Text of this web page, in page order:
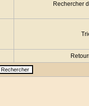
Rechercher